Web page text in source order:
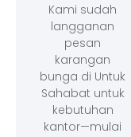
Kami sudah
langganan
pesan
karangan
bunga di Untuk
Sahabat untuk
kebutuhan
kantor—mulai